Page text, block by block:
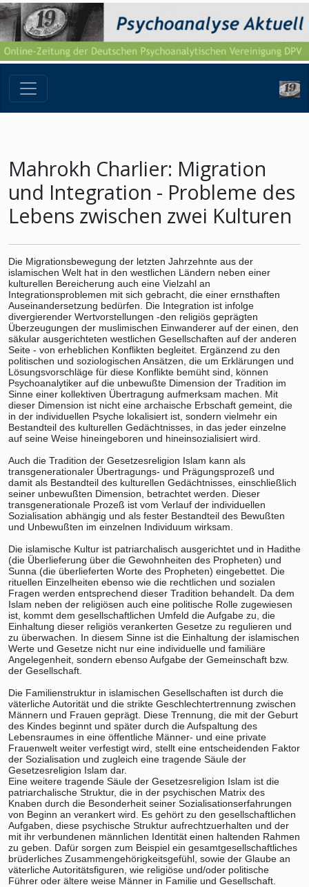
Mahrokh Charlier: Migration
und Integration - Probleme des
Lebens zwischen zwei Kulturen
Die Migrationsbewegung der letzten Jahrzehnte aus der
islamischen Welt hat in den westlichen Ländern neben einer
kulturellen Bereicherung auch eine Vielzahl an
Integrationsproblemen mit sich gebracht, die einer ernsthaften
Auseinandersetzung bedürfen. Die Integration ist infolge
divergierender Wertvorstellungen -den religiös geprägten
Überzeugungen der muslimischen Einwanderer auf der einen, den
säkular ausgerichteten westlichen Gesellschaften auf der anderen
Seite - von erheblichen Konflikten begleitet. Ergänzend zu den
politischen und soziologischen Ansätzen, die um Erklärungen und
Lösungsvorschläge für diese Konflikte bemüht sind, können
Psychoanalytiker auf die unbewußte Dimension der Tradition im
Sinne einer kollektiven Übertragung aufmerksam machen. Mit
dieser Dimension ist nicht eine archaische Erbschaft gemeint, die
in der individuellen Psyche lokalisiert ist, sondern vielmehr ein
Bestandteil des kulturellen Gedächtnisses, in das jeder einzelne
auf seine Weise hineingeboren und hineinsozialisiert wird.
Auch die Tradition der Gesetzesreligion Islam kann als
transgenerationaler Übertragungs- und Prägungsprozeß und
damit als Bestandteil des kulturellen Gedächtnisses, einschließlich
seiner unbewußten Dimension, betrachtet werden. Dieser
transgenerationale Prozeß ist vom Verlauf der individuellen
Sozialisation abhängig und als fester Bestandteil des Bewußten
und Unbewußten im einzelnen Individuum wirksam.
Die islamische Kultur ist patriarchalisch ausgerichtet und in Hadithe
(die Überlieferung über die Gewohnheiten des Propheten) und
Sunna (die überlieferten Worte des Propheten) eingebettet. Die
rituellen Einzelheiten ebenso wie die rechtlichen und sozialen
Fragen werden entsprechend dieser Tradition behandelt. Da dem
Islam neben der religiösen auch eine politische Rolle zugewiesen
ist, kommt dem gesellschaftlichen Umfeld die Aufgabe zu, die
Einhaltung dieser religiös verankerten Gesetze zu regulieren und
zu überwachen. In diesem Sinne ist die Einhaltung der islamischen
Werte und Gesetze nicht nur eine individuelle und familiäre
Angelegenheit, sondern ebenso Aufgabe der Gemeinschaft bzw.
der Gesellschaft.
Die Familienstruktur in islamischen Gesellschaften ist durch die
väterliche Autorität und die strikte Geschlechtertrennung zwischen
Männern und Frauen geprägt. Diese Trennung, die mit der Geburt
des Kindes beginnt und später durch die Aufspaltung des
Lebensraumes in eine öffentliche Männer- und eine private
Frauenwelt weiter verfestigt wird, stellt eine entscheidenden Faktor
der Sozialisation und zugleich eine tragende Säule der
Gesetzesreligion Islam dar.
Eine weitere tragende Säule der Gesetzesreligion Islam ist die
patriarchalische Struktur, die in der psychischen Matrix des
Knaben durch die Besonderheit seiner Sozialisationserfahrungen
von Beginn an verankert wird. Es gehört zu den gesellschaftlichen
Aufgaben, diese psychische Struktur aufrechtzuerhalten und der
mit ihr verbundenen männlichen Identität einen haltenden Rahmen
zu geben. Dafür sorgen zum Beispiel ein gesamtgesellschaftliches
brüderliches Zusammengehörigkeitsgefühl, sowie der Glaube an
väterliche Autoritätsfiguren, wie religiöse und/oder politische
Führer oder ältere weise Männer in Familie und Gesellschaft.